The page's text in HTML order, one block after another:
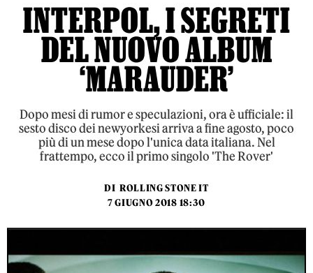
INTERPOL, I SEGRETI
DEL NUOVO ALBUM
‘MARAUDER’
Dopo mesi di rumor e speculazioni, ora è ufficiale: il
sesto disco dei newyorkesi arriva a fine agosto, poco
più di un mese dopo l'unica data italiana. Nel
frattempo, ecco il primo singolo 'The Rover'
DI ROLLING STONE IT
7 GIUGNO 2018 18:30